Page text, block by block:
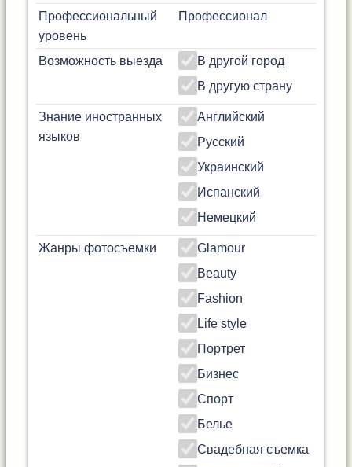
Профессиональный
уровень
Профессионал
Возможность выезда
В другой город
В другую страну
Знание иностранных
языков
Английский
Русский
Украинский
Испанский
Немецкий
Жанры фотосъемки
Glamour
Beauty
Fashion
Life style
Портрет
Бизнес
Спорт
Белье
Свадебная съемка